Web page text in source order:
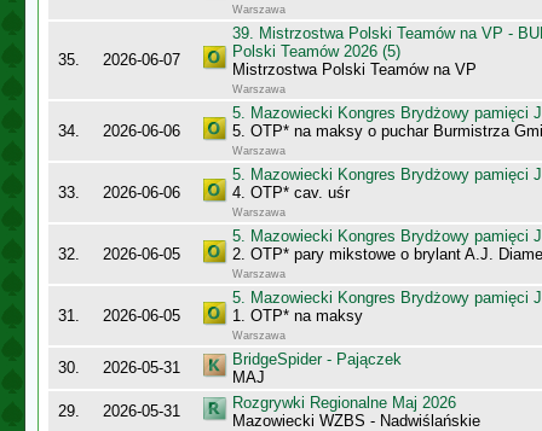
Warszawa
35. 2026-06-07
39. Mistrzostwa Polski Teamów na VP -
Polski Teamów 2026 (5)
Mistrzostwa Polski Teamów na VP
Warszawa
34. 2026-06-06
5. Mazowiecki Kongres Brydżowy pamięci
5. OTP* na maksy o puchar Burmistrza
Warszawa
33. 2026-06-06
5. Mazowiecki Kongres Brydżowy pamięci
4. OTP* cav. uśr
Warszawa
32. 2026-06-05
5. Mazowiecki Kongres Brydżowy pamięci
2. OTP* pary mikstowe o brylant A.J.
Warszawa
31. 2026-06-05
5. Mazowiecki Kongres Brydżowy pamięci
1. OTP* na maksy
Warszawa
30. 2026-05-31
BridgeSpider - Pajączek
MAJ
29.
2026-05-31
Rozgrywki Regionalne Maj 2026
Mazowiecki WZBS - Nadwiślańskie